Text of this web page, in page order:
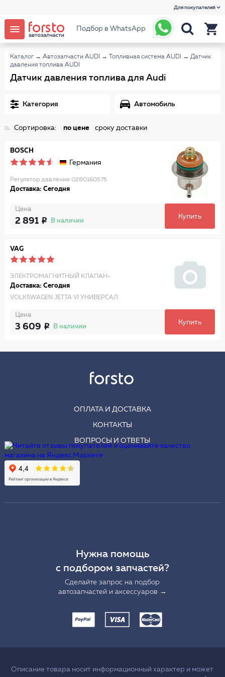
Для покупателей
Подбор в WhatsApp
Каталог → Автозапчасти AUDI → Топливная система AUDI → Датчик
давления топлива AUDI
Датчик давления топлива для Audi
Категория Автомобиль
Сортировка: по цене сроку доставки
BOSCH
Германия
Регулятор давления 0280160575
Доставка: Сегодня
Цена
2 891 В наличии
Купить
VAG
ЭЛЕКТРОМАГНИТНЫЙ КЛАПАН-
Доставка: Сегодня
VOLKSWAGEN JETTA VI УНИВЕРСАЛ
Цена
3 609 В наличии
Купить
ОПЛАТА И ДОСТАВКА
КОНТАКТЫ
ВОПРОСЫ И ОТВЕТЫ
Нужна помощь
с подбором запчастей?
Сделайте запрос на подбор
автозапчастей и аксессуаров →
Описание товара носит информационный характер и может